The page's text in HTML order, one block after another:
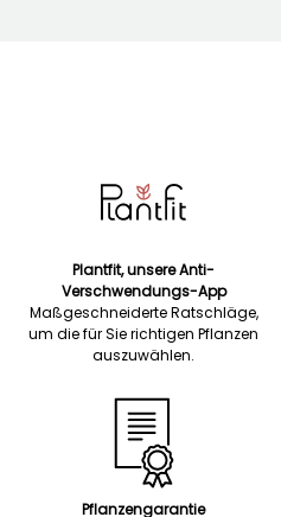
Plantfit, unsere Anti-
Verschwendungs-App
Maßgeschneiderte Ratschläge,
um die für Sie richtigen Pflanzen
auszuwählen.
Pflanzengarantie